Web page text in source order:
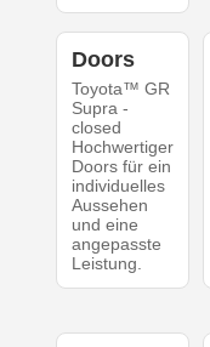
Doors
Toyota™ GR
Supra -
closed
Hochwertiger
Doors für ein
individuelles
Aussehen
und eine
angepasste
Leistung.